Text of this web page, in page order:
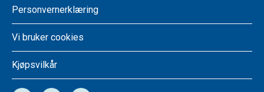
Personvernerklæring
Vi bruker cookies
Kjøpsvilkår